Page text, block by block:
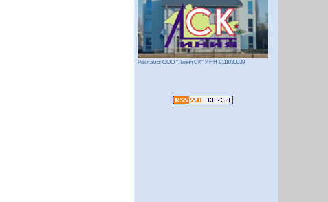
Реклама: ООО "Линия СК" ИНН 9111030039